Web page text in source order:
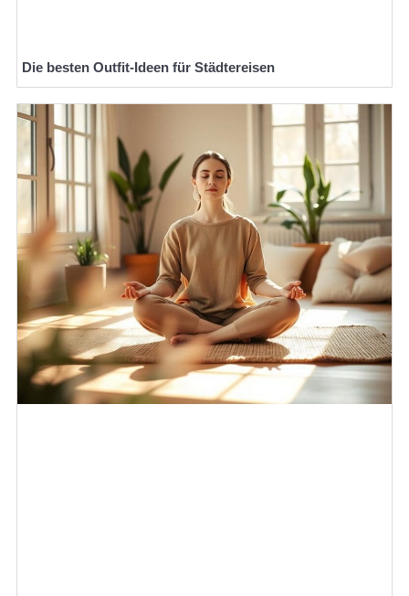
Die besten Outfit-Ideen für Städtereisen